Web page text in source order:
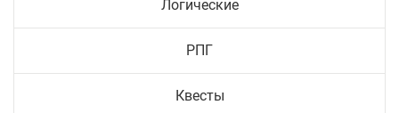
Логические
РПГ
Квесты